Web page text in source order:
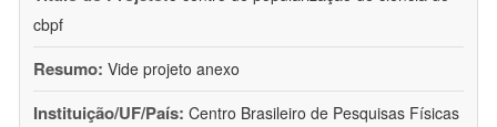
cbpf
Resumo: Vide projeto anexo
Instituição/UF/País: Centro Brasileiro de Pesquisas Físicas